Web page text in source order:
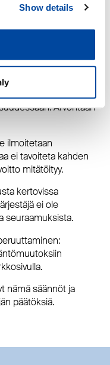
Show details
arpajaisveron.
vaihtaa rahaksi tai
voi osallistua
lähettämiin
edellyttää
Arvontaan
ilmoitetaan
ei tavoiteta kahden
mitätöityy.
kertovissa
ei ole
seuraamuksista.
nämä säännöt ja
päätöksiä.